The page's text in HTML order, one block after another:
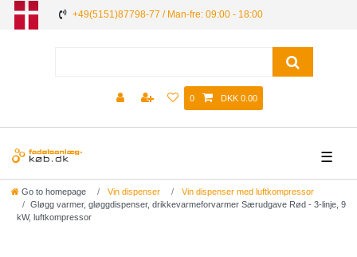
+49(5151)87798-77 / Man-fre: 09:00 - 18:00
0 DKK 0.00
☰
Go to homepage Vin dispenser
Vin dispenser med luftkompressor
Gløgg varmer, gløggdispenser, drikkevarmeforvarmer Særudgave Rød - 3-linje, 9
kW, luftkompressor